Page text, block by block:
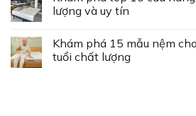
lượng và uy tín
Khám phá 15 mẫu nệm
tuổi chất lượng